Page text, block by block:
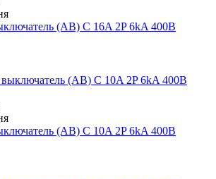
(АВ) C 16A 2P 6kA 400В
(АВ) C 10A 2P 6kA 400В